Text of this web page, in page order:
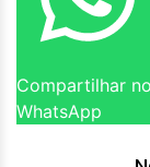
Compartilhar no
WhatsApp